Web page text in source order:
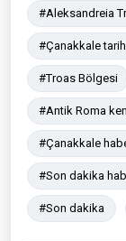
#Aleksandreia
#Çanakkale
#Troas Bölgesi
#Antik Roma
#Çanakkale
#Son dakika
#Son dakika